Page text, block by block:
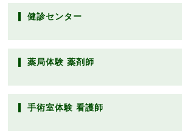
健診センター
薬局体験 薬剤師
手術室体験 看護師